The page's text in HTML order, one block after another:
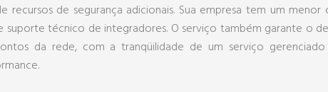
recursos de segurança adicionais. Sua empresa tem um
técnico de integradores. O serviço também garante o
da rede, com a tranqüilidade de um serviço